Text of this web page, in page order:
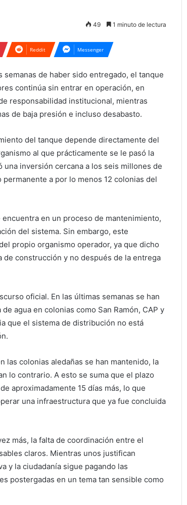
49 1 minuto de lectura
Reddit Messenger
semanas de haber sido entregado, el tanque
continúa sin entrar en operación, en
responsabilidad institucional, mientras
de baja presión e incluso desabasto.
del tanque depende directamente del
al que prácticamente se le pasó la
inversión cercana a los seis millones de
a por lo menos 12 colonias del
en un proceso de mantenimiento,
del sistema. Sin embargo, este
propio organismo operador, ya que dicho
construcción y no después de la entrega
oficial. En las últimas semanas se han
agua en colonias como San Ramón, CAP y
que el sistema de distribución no está
las colonias aledañas se han mantenido, la
lo contrario. A esto se suma que el plazo
aproximadamente 15 días más, lo que
una infraestructura que ya fue concluida
más, la falta de coordinación entre el
claros. Mientras unos justifican
y la ciudadanía sigue pagando las
postergadas en un tema tan sensible como